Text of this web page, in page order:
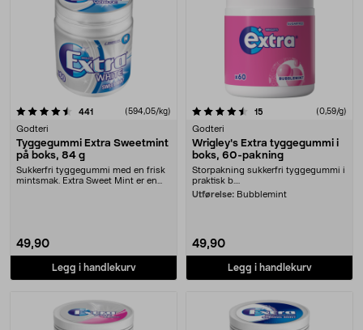
441 anmeldelser(594,05/kg)
Godteri
Tyggegummi Extra Sweetmint
på boks, 84 g
Sukkerfri tyggegummi med en frisk
mintsmak. Extra Sweet Mint er en
49,90
Legg i handlekurv
4.5 av 5 stjerner 15 (0,59/g)
Godteri
Wrigley's Extra tyggegummi i
boks, 60-pakning
Storpakning sukkerfri tyggegummi i
praktisk b....
Utførelse: Bubblemint
49,90
Legg i handlekurv